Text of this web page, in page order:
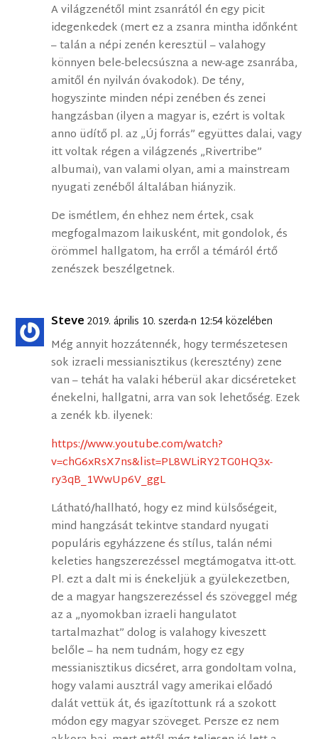
A világzenétől mint zsanrától én egy picit
idegenkedek (mert ez a zsanra mintha időnként
– talán a népi zenén keresztül – valahogy
könnyen bele-belecsúszna a new-age zsanrába,
amitől én nyilván óvakodok). De tény,
hogyszinte minden népi zenében és zenei
hangzásban (ilyen a magyar is, ezért is voltak
anno üdítő pl. az „Új forrás” együttes dalai, vagy
itt voltak régen a világzenés „Rivertribe”
albumai), van valami olyan, ami a mainstream
nyugati zenéből általában hiányzik.
De ismétlem, én ehhez nem értek, csak
megfogalmazom laikusként, mit gondolok, és
örömmel hallgatom, ha erről a témáról értő
zenészek beszélgetnek.
Steve 2019. április 10. szerda-n 12:54 közelében
Még annyit hozzátennék, hogy természetesen
sok izraeli messianisztikus (keresztény) zene
van – tehát ha valaki héberül akar dicséreteket
énekelni, hallgatni, arra van sok lehetőség. Ezek
a zenék kb. ilyenek:
https://www.youtube.com/watch?
v=chG6xRsX7ns&list=PL8WLiRY2TG0HQ3x-
ry3qB_1WwUp6V_ggL
Látható/hallható, hogy ez mind külsőségeit,
mind hangzását tekintve standard nyugati
populáris egyházzene és stílus, talán némi
keleties hangszerezéssel megtámogatva itt-ott.
Pl. ezt a dalt mi is énekeljük a gyülekezetben,
de a magyar hangszerezéssel és szöveggel még
az a „nyomokban izraeli hangulatot
tartalmazhat” dolog is valahogy kiveszett
belőle – ha nem tudnám, hogy ez egy
messianisztikus dicséret, arra gondoltam volna,
hogy valami ausztrál vagy amerikai előadó
dalát vettük át, és igazítottunk rá a szokott
módon egy magyar szöveget. Persze ez nem